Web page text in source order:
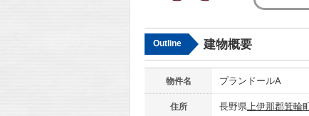
Outline 建物概要
物件名 プランドールA
住所 長野県上伊那郡箕輪